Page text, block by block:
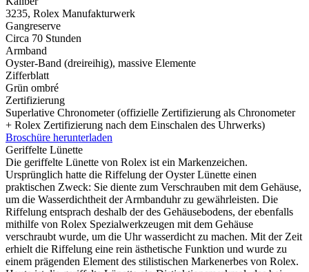
3235, Rolex Manufakturwerk
Gangreserve
Circa 70 Stunden
Armband
Oyster-Band (dreireihig), massive Elemente
Zifferblatt
Grün ombré
Zertifizierung
Superlative Chronometer (offizielle Zertifizierung als Chronometer
+ Rolex Zertifizierung nach dem Einschalen des Uhrwerks)
Broschüre herunterladen
Geriffelte Lünette
Die geriffelte Lünette von Rolex ist ein Markenzeichen.
Ursprünglich hatte die Riffelung der Oyster Lünette einen
praktischen Zweck: Sie diente zum Verschrauben mit dem Gehäuse­,
um die Wasserdichtheit der Armbanduhr zu gewährleisten. Die
Riffelung entsprach deshalb der des Gehäuse­bodens, der ebenfalls
mithilfe von Rolex Spezial­werkzeugen mit dem Gehäuse
verschraubt wurde, um die Uhr wasserdicht zu machen. Mit der Zeit
erhielt die Riffelung eine rein ästhetische Funktion und wurde zu
einem prägenden Element des stilistischen Markenerbes von Rolex.